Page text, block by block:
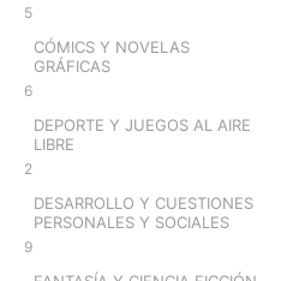
5
CÓMICS Y NOVELAS
GRÁFICAS
6
DEPORTE Y JUEGOS AL AIRE
LIBRE
2
DESARROLLO Y CUESTIONES
PERSONALES Y SOCIALES
9